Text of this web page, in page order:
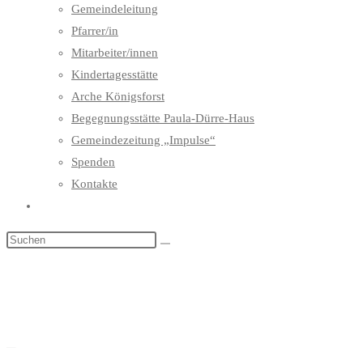
Gemeindeleitung
Pfarrer/in
Mitarbeiter/innen
Kindertagesstätte
Arche Königsforst
Begegnungsstätte Paula-Dürre-Haus
Gemeindezeitung „Impulse“
Spenden
Kontakte
umschalten